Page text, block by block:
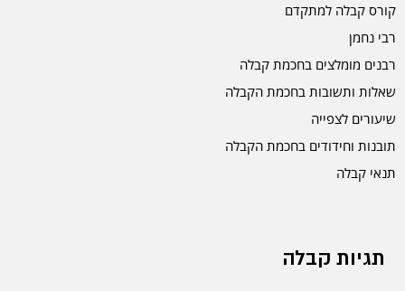
קורס קבלה למתקדם
רבי נחמן
רבנים מומלצים בחכמת קבלה
שאלות ותשובות בחכמת הקבלה
שיעורים לצפייה
תובנות וחידודים בחכמת הקבלה
תנאי קבלה
תגיות קבלה